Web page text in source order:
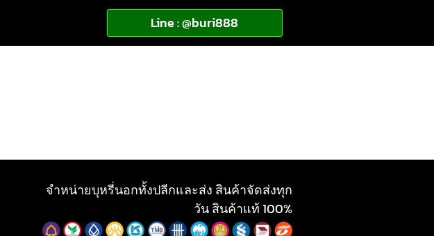
Line : @buri888
จำหน่ายบุหรี่นอกทั้งปลีกและส่ง สินค้าจัดส่งทุก
วัน สินค้าแท้ 100%